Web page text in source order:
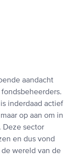
aandacht
inderdaad actief
op aan om in
Deze sector
en dus vond
wereld van de